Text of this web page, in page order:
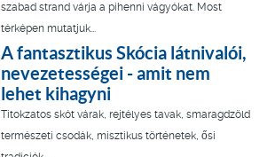
szabad strand várja a pihenni vágyókat. Most
térképen mutatjuk...
A fantasztikus Skócia látnivalói,
nevezetességei - amit nem
lehet kihagyni
Titokzatos skót várak, rejtélyes tavak, smaragdzöld
természeti csodák, misztikus történetek, ősi